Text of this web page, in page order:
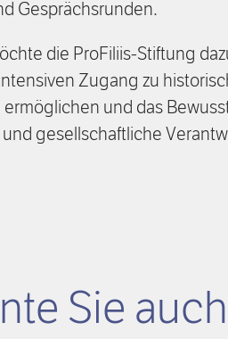
Gesprächsrunden.
die ProFiliis-Stiftung
Zugang zu
und das
gesellschaftliche
Sie